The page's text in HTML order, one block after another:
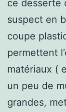
ce desserte
suspect en
coupe
permettent
matériaux (
un peu de
grandes,